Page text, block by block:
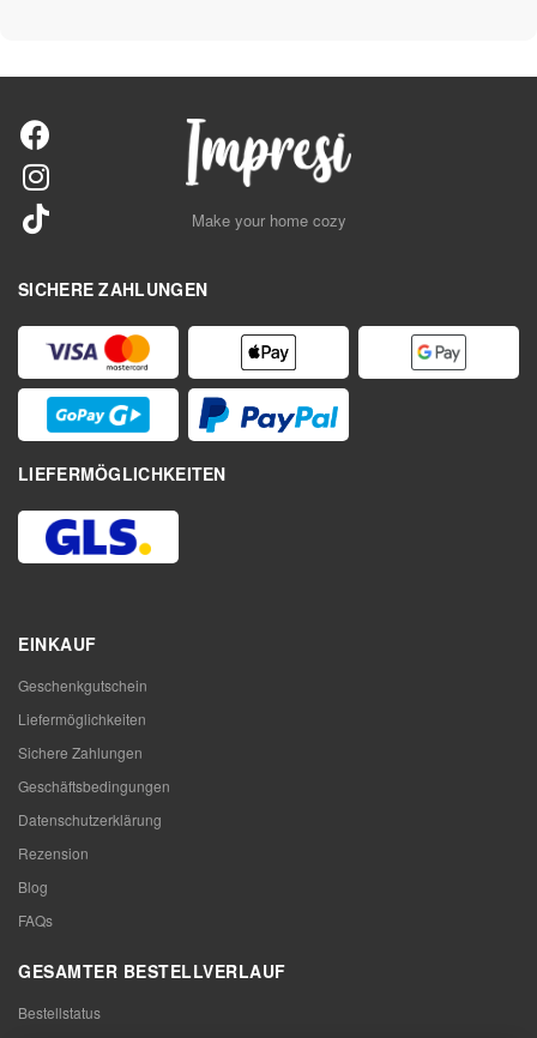
Make your home cozy
SICHERE ZAHLUNGEN
LIEFERMÖGLICHKEITEN
EINKAUF
Geschenkgutschein
Liefermöglichkeiten
Sichere Zahlungen
Geschäftsbedingungen
Datenschutzerklärung
Rezension
Blog
FAQs
GESAMTER BESTELLVERLAUF
Bestellstatus